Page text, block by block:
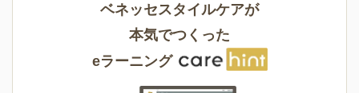
ベネッセスタイルケアが
本気でつくった
eラーニング